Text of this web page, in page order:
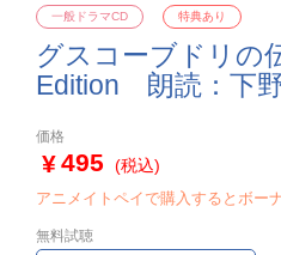
グスコーブドリの
Edition 朗読：下
一般ドラマCD 特典あり
価格
495 (税込)
アニメイトペイで購入するとボー
無料試聴